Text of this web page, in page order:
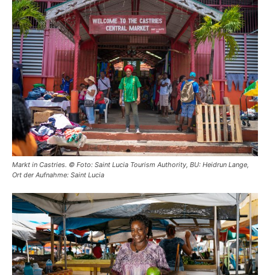
Markt in Castries. © Foto: Saint Lucia Tourism Authority, BU: Heidrun Lange,
Ort der Aufnahme: Saint Lucia